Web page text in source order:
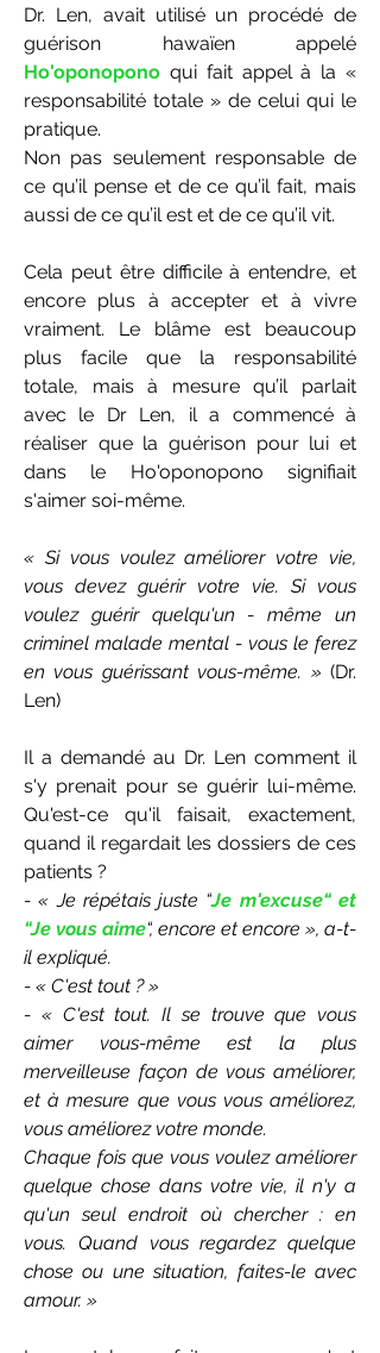
Dr. Len, avait utilisé un procédé de
guérison hawaïen appelé
Ho'oponopono qui fait appel à la «
responsabilité totale » de celui qui le
pratique.
Non pas seulement responsable de
ce qu’il pense et de ce qu’il fait, mais
aussi de ce qu’il est et de ce qu’il vit.
Cela peut être difficile à entendre, et
encore plus à accepter et à vivre
vraiment. Le blâme est beaucoup
plus facile que la responsabilité
totale, mais à mesure qu’il parlait
avec le Dr Len, il a commencé à
réaliser que la guérison pour lui et
dans le Ho'oponopono signifiait
s'aimer soi-même.
« Si vous voulez améliorer votre vie,
vous devez guérir votre vie. Si vous
voulez guérir quelqu'un - même un
criminel malade mental - vous le ferez
en vous guérissant vous-même. » (Dr.
Len)
Il a demandé au Dr. Len comment il
s'y prenait pour se guérir lui-même.
Qu'est-ce qu'il faisait, exactement,
quand il regardait les dossiers de ces
patients ?
- « Je répétais juste “Je m'excuse“ et
“Je vous aime“, encore et encore », a-t-
il expliqué.
- « C'est tout ? »
- « C'est tout. Il se trouve que vous
aimer vous-même est la plus
merveilleuse façon de vous améliorer,
et à mesure que vous vous améliorez,
vous améliorez votre monde.
Chaque fois que vous voulez améliorer
quelque chose dans votre vie, il n'y a
qu'un seul endroit où chercher : en
vous. Quand vous regardez quelque
chose ou une situation, faites-le avec
amour. »